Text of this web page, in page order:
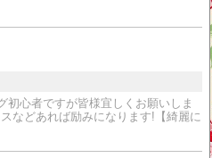
初心者ですが皆様宜しくお願いしま
などあれば励みになります!【綺麗に